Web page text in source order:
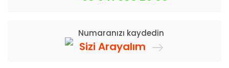
Numaranızı kaydedin
Sizi Arayalım